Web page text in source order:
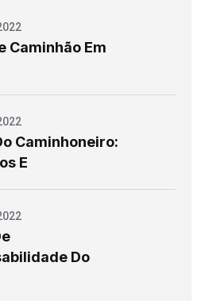
Caminhão Em
Caminhoneiro:
E
Do